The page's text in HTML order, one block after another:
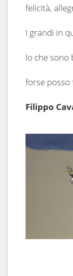
felicità,
I grandi in
Io che sono
forse posso
Filippo